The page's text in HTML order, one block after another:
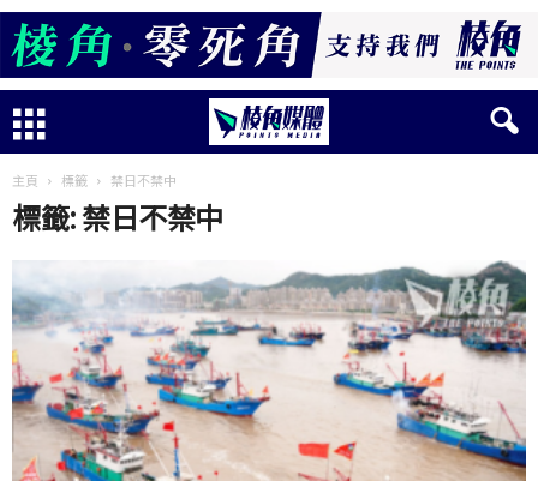
主頁 標籤 禁日不禁中
標籤: 禁日不禁中